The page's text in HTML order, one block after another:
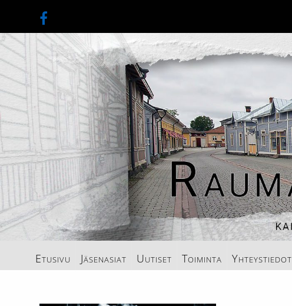
Etusivu Jäsenasiat Uutiset Toiminta Yhteystiedot